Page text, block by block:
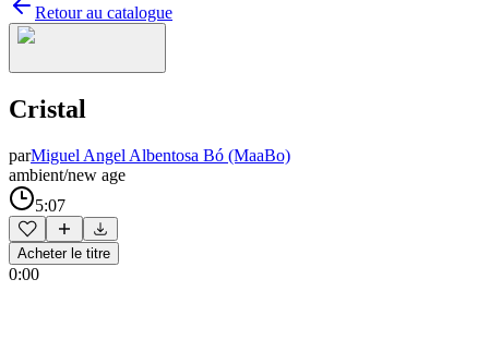
Retour au catalogue
Cristal
parMiguel Angel Albentosa Bó (MaaBo)
ambient/new age
5:07
Acheter le titre
0:00